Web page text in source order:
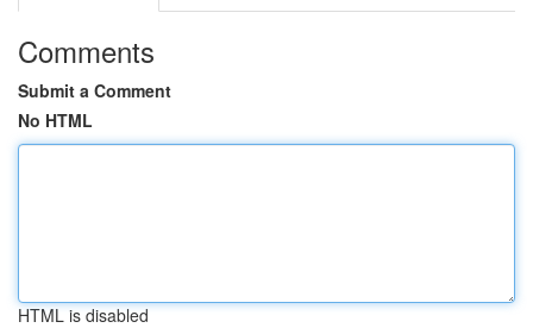
Comments
Submit a Comment
No HTML
HTML is disabled